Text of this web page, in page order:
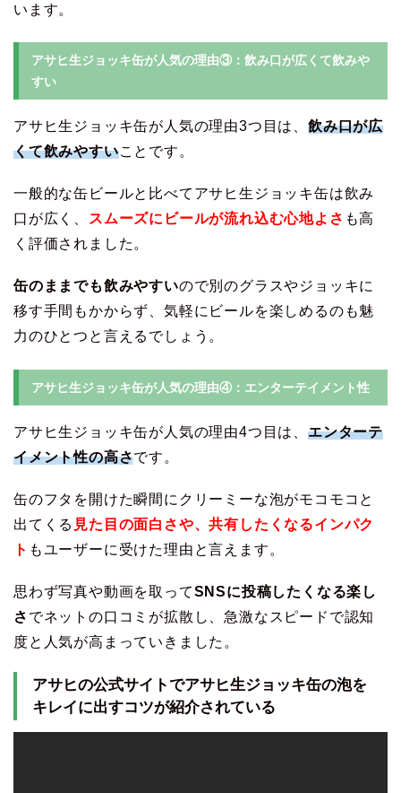
います。
アサヒ生ジョッキ缶が人気の理由③：飲み口が広くて飲みや
すい
アサヒ生ジョッキ缶が人気の理由3つ目は、 飲み口が広
くて飲みやすいことです。
一般的な缶ビールと比べてアサヒ生ジョッキ缶は飲み
口が広く、
スムーズにビールが流れ込む心地よさ も高
く評価されました。
缶のままでも飲みやすいので別のグラスやジョッキに
移す手間もかからず、気軽にビールを楽しめるのも魅
力のひとつと言えるでしょう。
アサヒ生ジョッキ缶が人気の理由④：エンターテイメント性
アサヒ生ジョッキ缶が人気の理由4つ目は、 エンターテ
イメント性の高さです。
缶のフタを開けた瞬間にクリーミーな泡がモコモコと
出てくる 見た目の面白さや、共有したくなるインパク
ト もユーザーに受けた理由と言えます。
思わず写真や動画を取ってSNSに投稿したくなる楽し
さ でネットの口コミが拡散し、急激なスピードで認知
度と人気が高まっていきました。
アサヒの公式サイトでアサヒ生ジョッキ缶の泡を
キレイに出すコツが紹介されている